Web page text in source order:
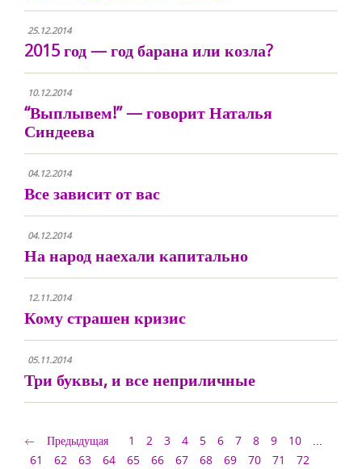
25.12.2014
2015 год — год барана или козла?
10.12.2014
“Выплывем!” — говорит Наталья
Синдеева
04.12.2014
Все зависит от вас
04.12.2014
На народ наехали капитально
12.11.2014
Кому страшен кризис
05.11.2014
Три буквы, и все неприличные
Предыдущая 1 2 3 4 5 6 7 8 9 10
...
61
62 63 64 65 66 67 68 69 70 71
72